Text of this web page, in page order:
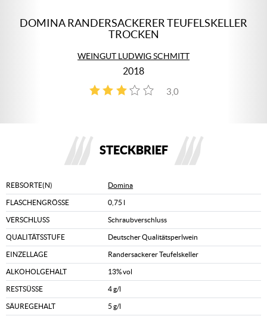
DOMINA RANDERSACKERER TEUFELSKELLER
TROCKEN
WEINGUT LUDWIG SCHMITT
2018
3,0
1
STECKBRIEF
REBSORTE(N) Domina
FLASCHENGRÖSSE 0,75 l
VERSCHLUSS Schraubverschluss
QUALITÄTSSTUFE Deutscher Qualitätsperlwein
EINZELLAGE Randersackerer Teufelskeller
ALKOHOLGEHALT 13% vol
RESTSÜSSE 4 g/l
SÄUREGEHALT 5 g/l